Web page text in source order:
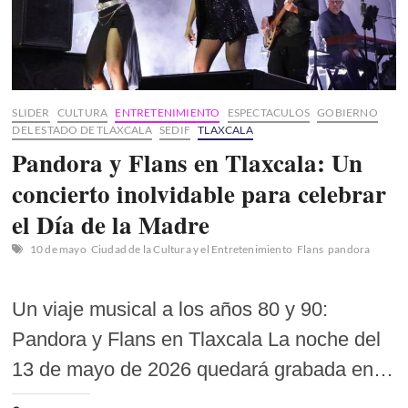
SLIDER CULTURA ENTRETENIMIENTO ESPECTACULOS GOBIERNO
DEL ESTADO DE TLAXCALA SEDIF TLAXCALA
Pandora y Flans en Tlaxcala: Un
concierto inolvidable para celebrar
el Día de la Madre
10 de mayo Ciudad de la Cultura y el Entretenimiento Flans pandora
Un viaje musical a los años 80 y 90:
Pandora y Flans en Tlaxcala La noche del
13 de mayo de 2026 quedará grabada en…